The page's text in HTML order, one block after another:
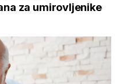
za umirovljenike